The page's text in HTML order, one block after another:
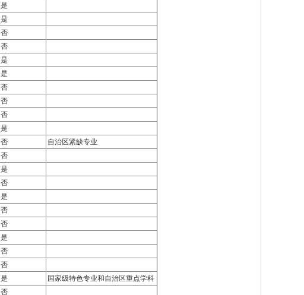
是
是
否
否
是
是
否
否
否
是
否
自治区紧缺专业
否
是
否
是
否
否
是
否
否
是
国家级特色专业和自治区重点学科
否